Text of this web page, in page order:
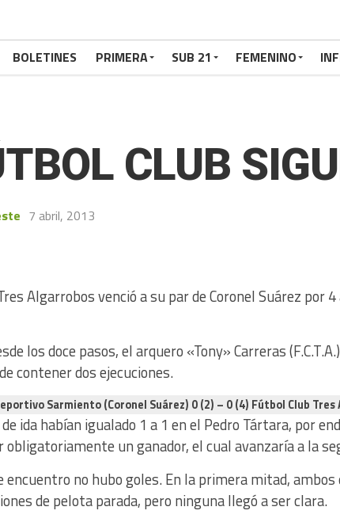
BOLETINES PRIMERA SUB 21 FEMENINO
CLUB
7 abril, 2013
Algarrobos venció a su par de Coronel Suárez por
los doce pasos, el arquero «Tony» Carreras
contener dos ejecuciones.
Sarmiento (Coronel Suárez) 0 (2) – 0 (4) Fútbol Club
ida habían igualado 1 a 1 en el Pedro Tártara, por
obligatoriamente un ganador, el cual avanzaría a la
no hubo goles. En la primera mitad, ambos
de pelota parada, pero ninguna llegó a ser clara.